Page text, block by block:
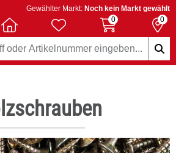
Gewählter Markt: Noch kein Markt gewählt
0
0